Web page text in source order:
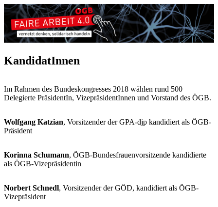
KandidatInnen
Im Rahmen des Bundeskongresses 2018 wählen rund 500
Delegierte PräsidentIn, VizepräsidentInnen und Vorstand des ÖGB.
Wolfgang Katzian, Vorsitzender der GPA-djp kandidiert als ÖGB-
Präsident
Korinna Schumann, ÖGB-Bundesfrauenvorsitzende kandidierte
als ÖGB-Vizepräsidentin
Norbert Schnedl, Vorsitzender der GÖD, kandidiert als ÖGB-
Vizepräsident